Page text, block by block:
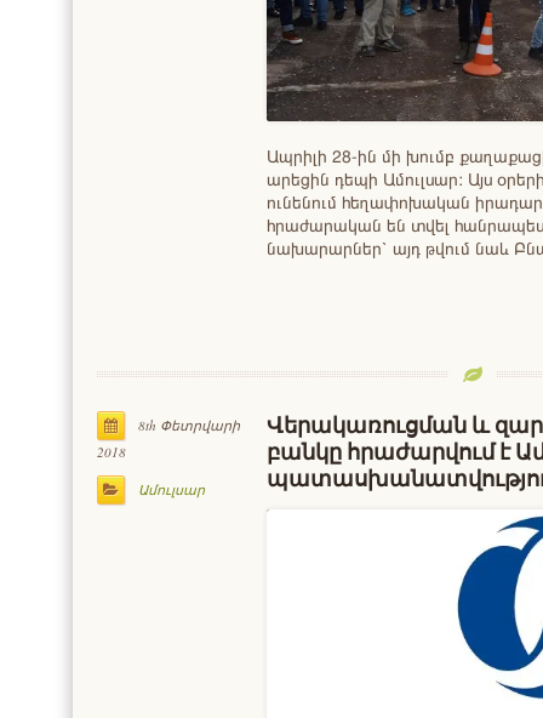
Ապրիլի 28-ին մի խումբ
արեցին դեպի Ամուլսար: Այս
ունենում հեղափոխական
հրաժարական են տվել
նախարարներ՝ այդ թվում նաև
8th Փետրվարի
2018
Ամուլսար
Վերակառուցման և
բանկը հրաժարվում է